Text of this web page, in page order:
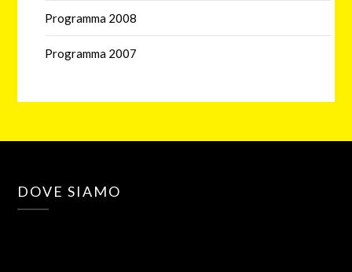
Programma 2008
Programma 2007
DOVE SIAMO